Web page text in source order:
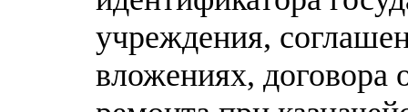
учреждения,
вложениях, договора